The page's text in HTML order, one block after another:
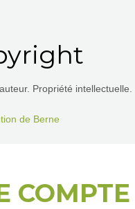
Propriété intellectuelle.
de Berne
COMPTE